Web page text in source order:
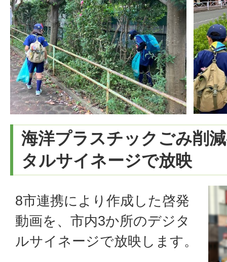
海洋プラスチックごみ削
タルサイネージで放映
8市連携により作成した啓発
動画を、市内3か所のデジタ
ルサイネージで放映します。